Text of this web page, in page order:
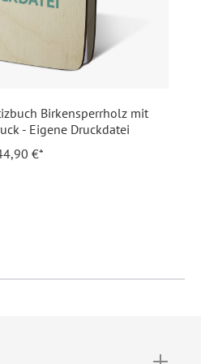
Lederbindung
Notizbuch hoch (158 x 222
mm)
Individuell bedruckt
Inkl. Druck Ihrer Texte
Birkensperrholz mit
- Eigene Druckdatei
€*